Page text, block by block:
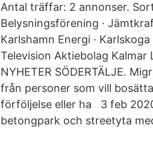
Antal träffar: 2 annonser.
Belysningsförening ·
Karlshamn Energi ·
Television Aktiebolag
NYHETER SÖDERTÄLJE.
från personer som vill
förföljelse eller ha 3 feb
betongpark och streetyta